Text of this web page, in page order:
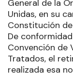
General de la
Unidas, en su
Constitución de
De
Convención de
Tratados, el
realizada esa